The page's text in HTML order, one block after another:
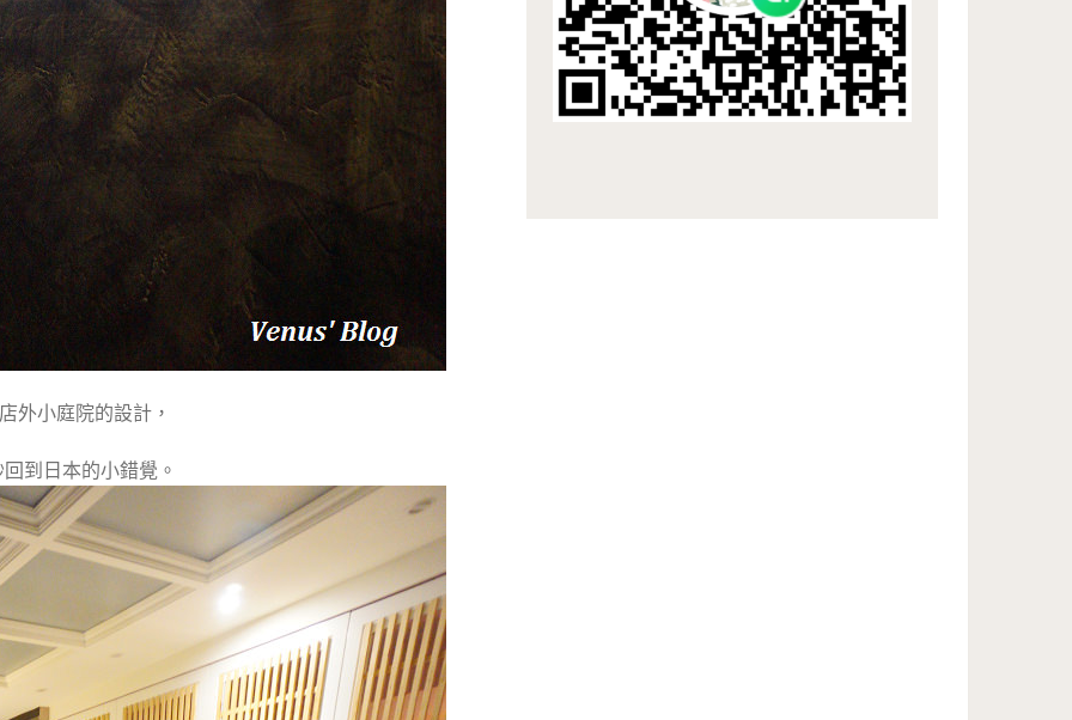
外小庭院的設計，
到日本的小錯覺。